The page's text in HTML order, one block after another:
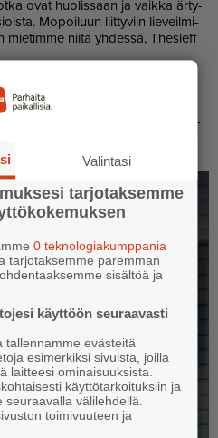
ovat huo­lis­saan ja vaik­ka är­ty­
Mo­poi­luun liit­ty­viin lie­veil­mi­
nii­tä yh­des­sä, Thes­leff
mo­poi­lus­ta ti 16.6. klo 17.00,
Nuo­ril­le, huol­ta­jil­le ja kun­ta­lai­
mo­poi­hin ja mo­poi­luun
Valintasi
tarjotaksemme
0 teknologiakumppania
tarjotaksemme paremman
sisältöä ja
käyttöön seuraavasti
tallennamme evästeitä
esimerkiksi sivuista, joilla
laitteesi ominaisuuksista.
käyttötarkoituksiin ja
välilehdellä.
toimivuuteen ja